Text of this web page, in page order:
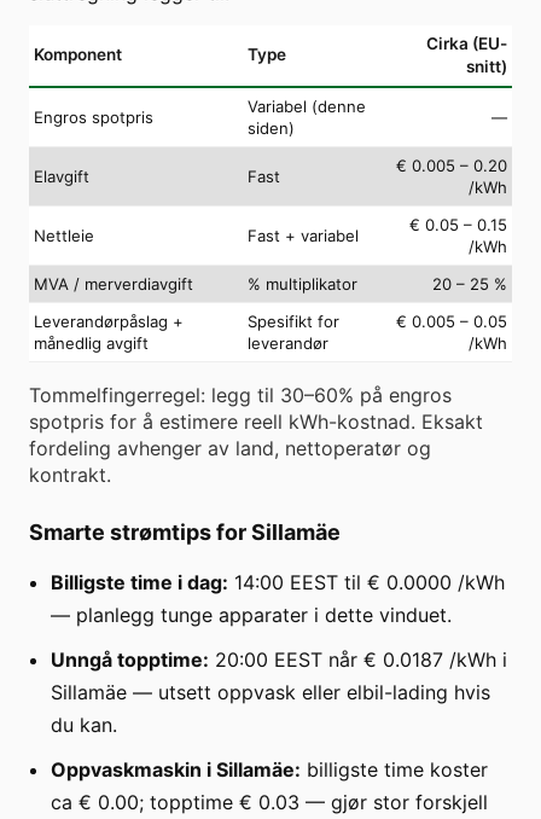
Komponent Type
Cirka (EU-
snitt)
Engros spotpris
Variabel (denne
siden)
—
Elavgift Fast
€ 0.005 – 0.20
/kWh
Nettleie Fast + variabel
€ 0.05 – 0.15
/kWh
MVA / merverdiavgift
% multiplikator
20 – 25 %
Leverandørpåslag +
månedlig avgift
Spesifikt for
leverandør
€ 0.005 – 0.05
/kWh
Tommelfingerregel: legg til 30–60% på engros
spotpris for å estimere reell kWh-kostnad. Eksakt
fordeling avhenger av land, nettoperatør og
kontrakt.
Smarte strømtips for Sillamäe
Billigste time i dag: 14:00 EEST til € 0.0000 /kWh
— planlegg tunge apparater i dette vinduet.
Unngå topptime: 20:00 EEST når € 0.0187 /kWh i
Sillamäe — utsett oppvask eller elbil-lading hvis
du kan.
Oppvaskmaskin i Sillamäe: billigste time koster
ca € 0.00; topptime € 0.03 — gjør stor forskjell